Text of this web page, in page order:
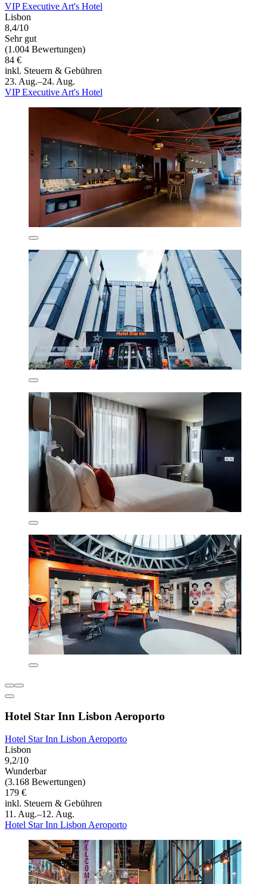
VIP Executive Art's Hotel
Lisbon
8,4/10
Sehr gut
(1.004 Bewertungen)
84 €
inkl. Steuern & Gebühren
23. Aug.–24. Aug.
VIP Executive Art's Hotel
Hotel Star Inn Lisbon Aeroporto
Hotel Star Inn Lisbon Aeroporto
Lisbon
9,2/10
Wunderbar
(3.168 Bewertungen)
179 €
inkl. Steuern & Gebühren
11. Aug.–12. Aug.
Hotel Star Inn Lisbon Aeroporto